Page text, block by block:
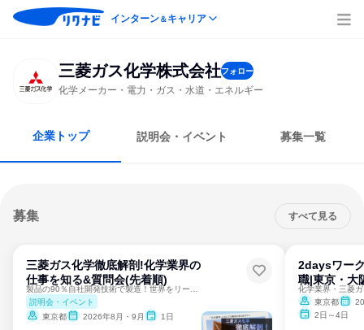
インターン＆キャリア
三菱ガス化学株式会社フォロー
化学メーカー・電力・ガス・水道・エネルギー
企業トップ 説明会・イベント 募集一覧
募集 すべて見る
三菱ガス化学徹底解剖!化学業界の
仕事を知る&質問会(先着順)
説明会・イベント
東京都
2026年8月・9月 1日
2daysワー
職|東京・大
東京都
2日～4日